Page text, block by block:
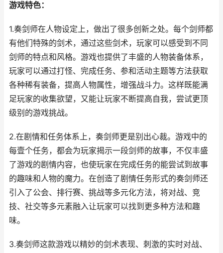
游戏特色：
1.奏剑师在人物设定上，做出了很多创新之处。每个剑师都
有他们特殊的剑术，通过这些剑术，玩家可以感受到不同
剑师的特点和风格。游戏也提供了丰盛的人物装备体系，
玩家可以通过打怪、完成任务、参和活动主题等方法获取
各种稀有装备，提高人物属性，增强战斗力。这样既能满
足玩家的收集欲望，又能让玩家不断提高自我，尝试更顶
级别的游戏挑战。
2.在剧情和任务体系上，奏剑师更是别出心裁。游戏中的
每壹个任务，都会为玩家揭示一段剑师的故事，不仅丰盛
了游戏的剧情内容，也使玩家在完成任务的能尝试到故事
的趣味和人物的魔力。在创造了剧情任务形式的奏剑师还
引入了公会、排行赛、挑战等多元化方法，将对战、竞
技、社交等多元素融入让玩家可以找到更多种方法和趣
味。
3.奏剑师这款游戏以精妙的剑术表现、刺激的实时对战、